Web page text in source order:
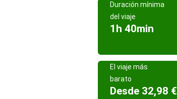
Duración mínima
del viaje
1h 40min
El viaje más
barato
Desde 32,98 €